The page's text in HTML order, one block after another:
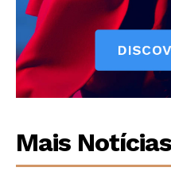
Mais Notícias